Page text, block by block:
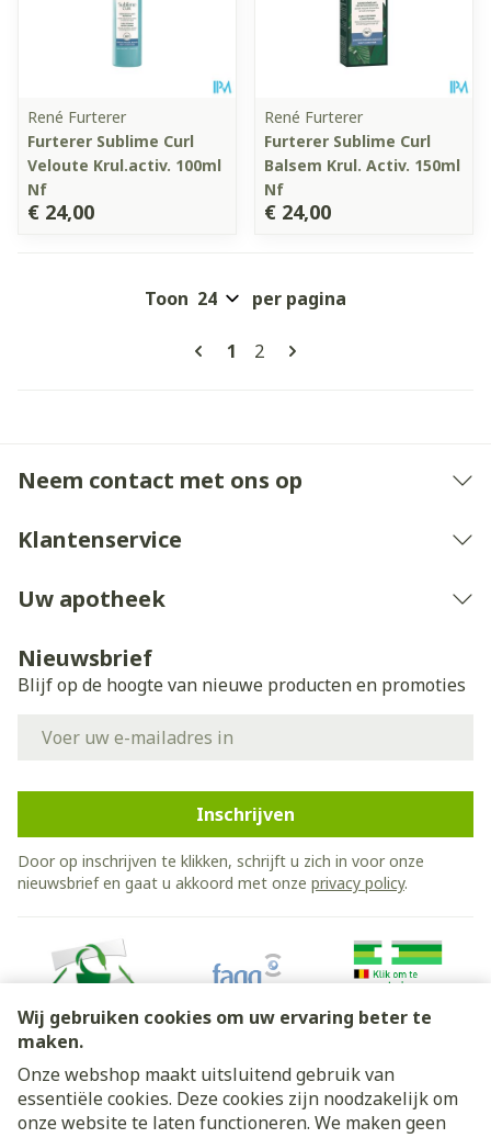
Wij gebruiken cookies om uw ervaring beter te
maken.
Onze webshop maakt uitsluitend gebruik van
essentiële cookies. Deze cookies zijn noodzakelijk om
onze website te laten functioneren. We maken geen
René Furterer
Furterer Sublime Curl
Veloute Krul.activ. 100ml
Nf
€ 24,00
René Furterer
Furterer Sublime Curl
Balsem Krul. Activ. 150ml
Nf
€ 24,00
Pagina's
U lees momenteel pagina
1 Pagina
2
Toon per pagina
Neem contact met ons op
Klantenservice
Uw apotheek
Nieuwsbrief
Blijf op de hoogte van nieuwe producten en promoties
Inschrijven
Door op inschrijven te klikken, schrijft u zich in voor onze
nieuwsbrief en gaat u akkoord met onze privacy policy.
Juridische links